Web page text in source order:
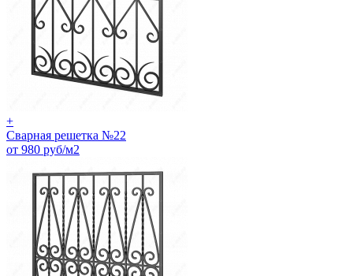
+
Сварная решетка №22
от 980 руб/м2